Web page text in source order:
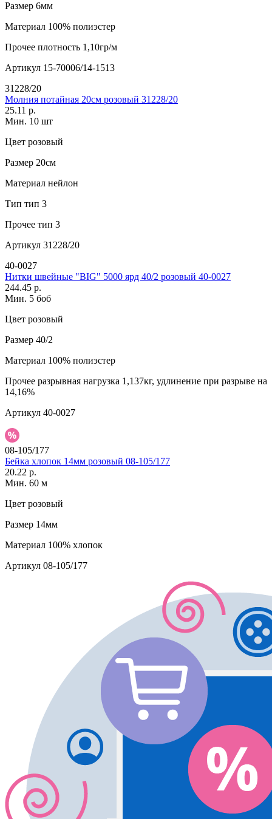
Размер 6мм
Материал 100% полиэстер
Прочее плотность 1,10гр/м
Артикул 15-70006/14-1513
31228/20
Молния потайная 20см розовый 31228/20
25.11 р.
Мин. 10 шт
Цвет розовый
Размер 20см
Материал нейлон
Тип тип 3
Прочее тип 3
Артикул 31228/20
40-0027
Нитки швейные "BIG" 5000 ярд 40/2 розовый 40-0027
244.45 р.
Мин. 5 боб
Цвет розовый
Размер 40/2
Материал 100% полиэстер
Прочее разрывная нагрузка 1,137кг, удлинение при разрыве на
14,16%
Артикул 40-0027
08-105/177
Бейка хлопок 14мм розовый 08-105/177
20.22 р.
Мин. 60 м
Цвет розовый
Размер 14мм
Материал 100% хлопок
Артикул 08-105/177